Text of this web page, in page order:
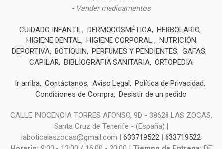
- Vender medicamentos
CUIDADO INFANTIL DERMOCOSMÉTICA HERBOLARIO
HIGIENE DENTAL HIGIENE CORPORAL
NUTRICIÓN
DEPORTIVA BOTIQUIN PERFUMES Y PENDIENTES
GAFAS
CAPILAR BIBLIOGRAFIA SANITARIA ORTOPEDIA
Ir arriba Contáctanos Aviso Legal
Política de Privacidad
Condiciones de Compra Desistir de un pedido
CALLE INOCENCIA TORRES AFONSO, 9D - 38628 LAS ZOCAS,
Santa Cruz de Tenerife - (España) |
laboticalaszocas@gmail.com | 633719522 | 633719522